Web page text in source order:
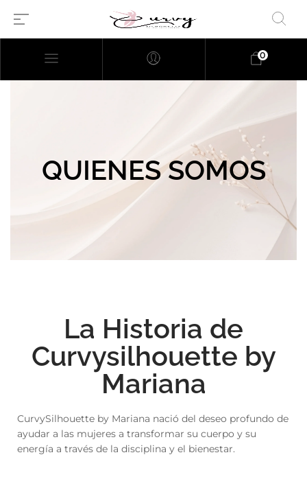
Millions of people around the
design templates, learn
with an unlimited subscription
service, Envato helps creatives
like you get projects done
faster.
About Envato
0
QUIENES SOMOS
La Historia de
Curvysilhouette by
Mariana
CurvySilhouette by Mariana nació del deseo profundo de
ayudar a las mujeres a transformar su cuerpo y su
energía a través de la disciplina y el bienestar.